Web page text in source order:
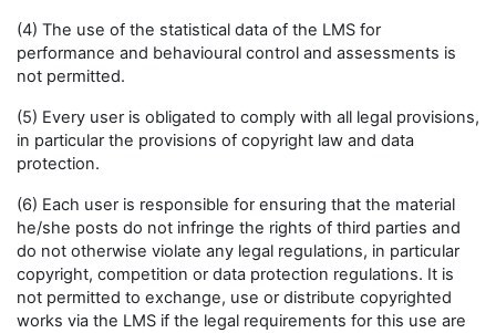
(4) The use of the statistical data of the LMS for
performance and behavioural control and assessments is
not permitted.
(5) Every user is obligated to comply with all legal provisions,
in particular the provisions of copyright law and data
protection.
(6) Each user is responsible for ensuring that the material
he/she posts do not infringe the rights of third parties and
do not otherwise violate any legal regulations, in particular
copyright, competition or data protection regulations. It is
not permitted to exchange, use or distribute copyrighted
works via the LMS if the legal requirements for this use are